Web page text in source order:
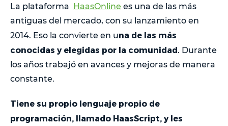
La plataforma HaasOnline es una de las más
antiguas del mercado, con su lanzamiento en
2014. Eso la convierte en una de las más
conocidas y elegidas por la comunidad. Durante
los años trabajó en avances y mejoras de manera
constante.
Tiene su propio lenguaje propio de
programación, llamado HaasScript, y les